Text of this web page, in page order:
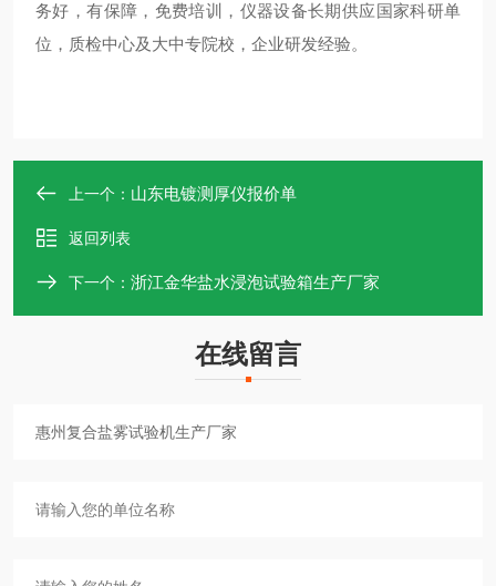
务好，有保障，免费培训，仪器设备长期供应国家科研单
位，质检中心及大中专院校，企业研发经验。
上一个： 山东电镀测厚仪报价单
返回列表
下一个： 浙江金华盐水浸泡试验箱生产厂家
在线留言